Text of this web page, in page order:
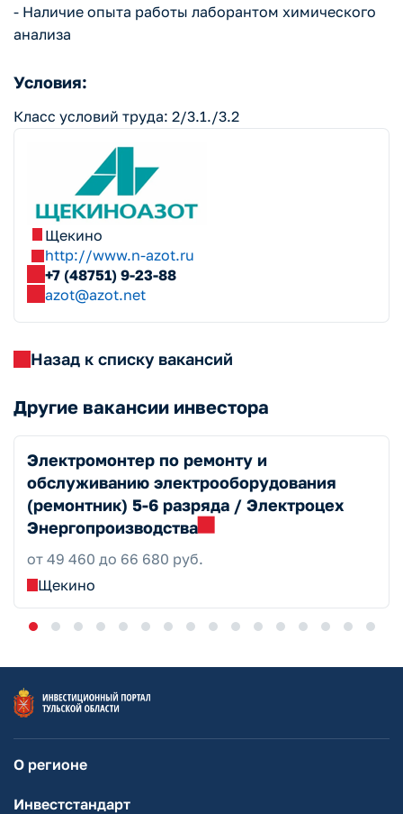
- Наличие опыта работы лаборантом химического
анализа
Условия:
Класс условий труда: 2/3.1./3.2
Щекино
http://www.n-azot.ru
+7 (48751) 9-23-88
azot@azot.net
Назад к списку вакансий
Другие вакансии инвестора
Электромонтер по ремонту и
обслуживанию электрооборудования
(ремонтник) 5-6 разряда / Электроцех
Энергопроизводства
от 49 460 до 66 680 руб.
Щекино
О регионе
Инвестстандарт